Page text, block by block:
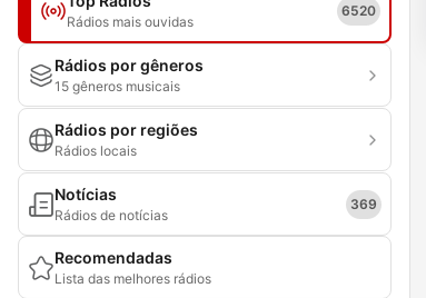
Rádios mais ouvidas
6520
Rádios por gêneros
15 gêneros musicais
Rádios por regiões
Rádios locais
Notícias
Rádios de notícias
369
Recomendadas
Lista das melhores rádios